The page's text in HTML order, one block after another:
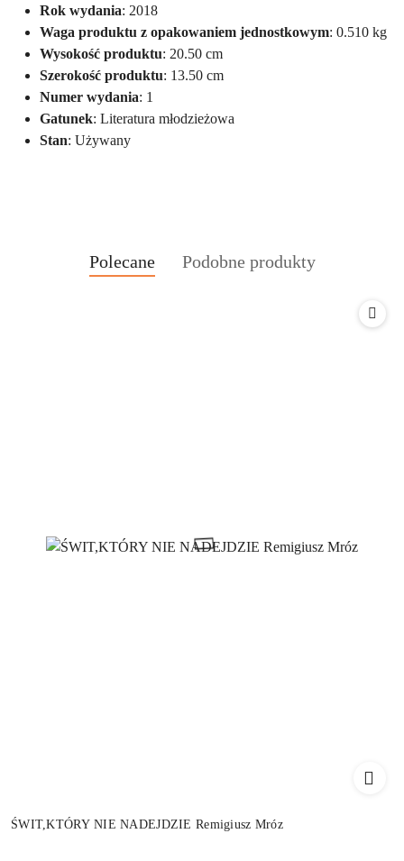
Rok wydania: 2018
Waga produktu z opakowaniem jednostkowym: 0.510 kg
Wysokość produktu: 20.50 cm
Szerokość produktu: 13.50 cm
Numer wydania: 1
Gatunek: Literatura młodzieżowa
Stan: Używany
Pomiń karuzelę produktów
Produkty
o
Polecane
Produkty
Podobne produkty
ŚWIT,KTÓRY NIE NADEJDZIE Remigiusz Mróz